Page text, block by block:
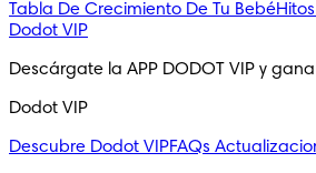
Tabla De Crecimiento De Tu Bebé
Dodot VIP
Descárgate la APP DODOT VIP y
Dodot VIP
Descubre Dodot VIPFAQs